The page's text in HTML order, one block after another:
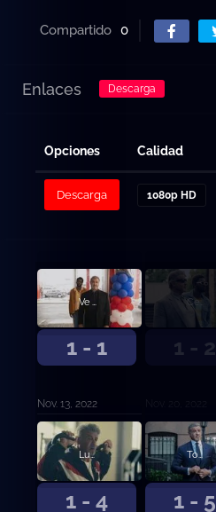
Compartido 0
Enlaces Descarga
Opciones Calidad
Descarga 1080p HD
1 - 1
Nov. 13, 2022
1 - 2
Centro del universo
1 - 4
Lugar de Visita
1 - 5
Token Joe